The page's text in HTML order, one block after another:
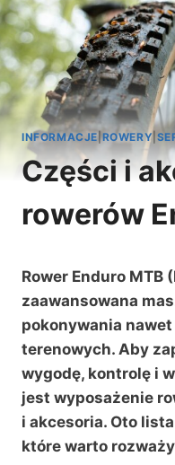
INFORMACJE |ROWERY
Części i
rowerów
Rower Enduro MTB
zaawansowana
pokonywania
terenowych. Aby
wygodę, kontrolę i
jest wyposażenie
i akcesoria. Oto
które warto